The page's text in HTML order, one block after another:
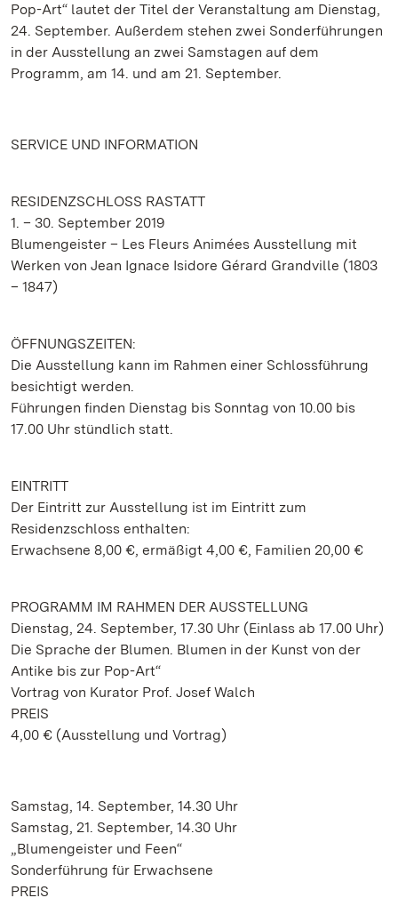
Pop-Art“ lautet der Titel der Veranstaltung am Dienstag,
24. September. Außerdem stehen zwei Sonderführungen
in der Ausstellung an zwei Samstagen auf dem
Programm, am 14. und am 21. September.
SERVICE UND INFORMATION
RESIDENZSCHLOSS RASTATT
1. – 30. September 2019
Blumengeister – Les Fleurs Animées Ausstellung mit
Werken von Jean Ignace Isidore Gérard Grandville (1803
– 1847)
ÖFFNUNGSZEITEN:
Die Ausstellung kann im Rahmen einer Schlossführung
besichtigt werden.
Führungen finden Dienstag bis Sonntag von 10.00 bis
17.00 Uhr stündlich statt.
EINTRITT
Der Eintritt zur Ausstellung ist im Eintritt zum
Residenzschloss enthalten:
Erwachsene 8,00 €, ermäßigt 4,00 €, Familien 20,00 €
PROGRAMM IM RAHMEN DER AUSSTELLUNG
Dienstag, 24. September, 17.30 Uhr (Einlass ab 17.00 Uhr)
Die Sprache der Blumen. Blumen in der Kunst von der
Antike bis zur Pop-Art“
Vortrag von Kurator Prof. Josef Walch
PREIS
4,00 € (Ausstellung und Vortrag)
Samstag, 14. September, 14.30 Uhr
Samstag, 21. September, 14.30 Uhr
„Blumengeister und Feen“
Sonderführung für Erwachsene
PREIS